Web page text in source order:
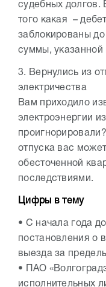
судебных долгов.
того какая –
заблокированы
суммы, указанной
3. Вернулись из
электричества
Вам приходило
электроэнергии
отпуска вас
обесточенной
последствиями.
Цифры в тему
• С начала года
постановления о
выезда за
• ПАО
исполнительных